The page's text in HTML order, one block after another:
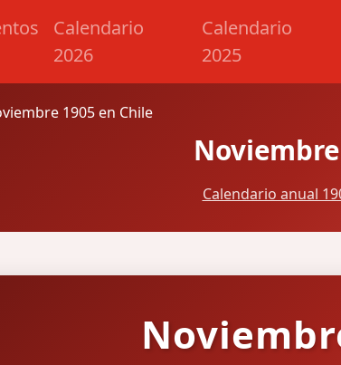
Calendario
2026
Calendario
2025
1905 en Chile
Calendario anual